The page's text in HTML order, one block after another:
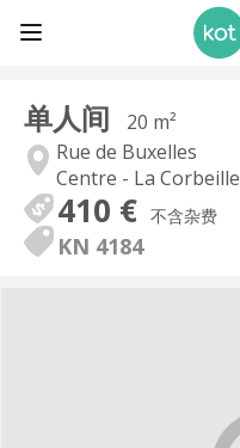
单人间
20 m²
Rue de Buxelles
Centre - La Corbeille
410 € 不含杂费
KN 4184